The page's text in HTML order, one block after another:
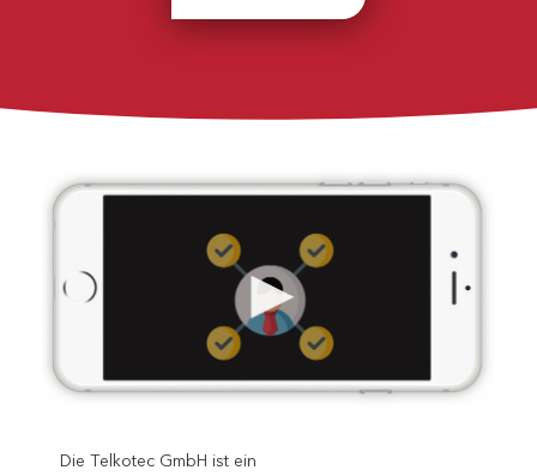
Die Telkotec GmbH ist ein